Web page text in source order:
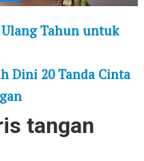
Tahun untuk
Dini 20 Tanda Cinta
tangan